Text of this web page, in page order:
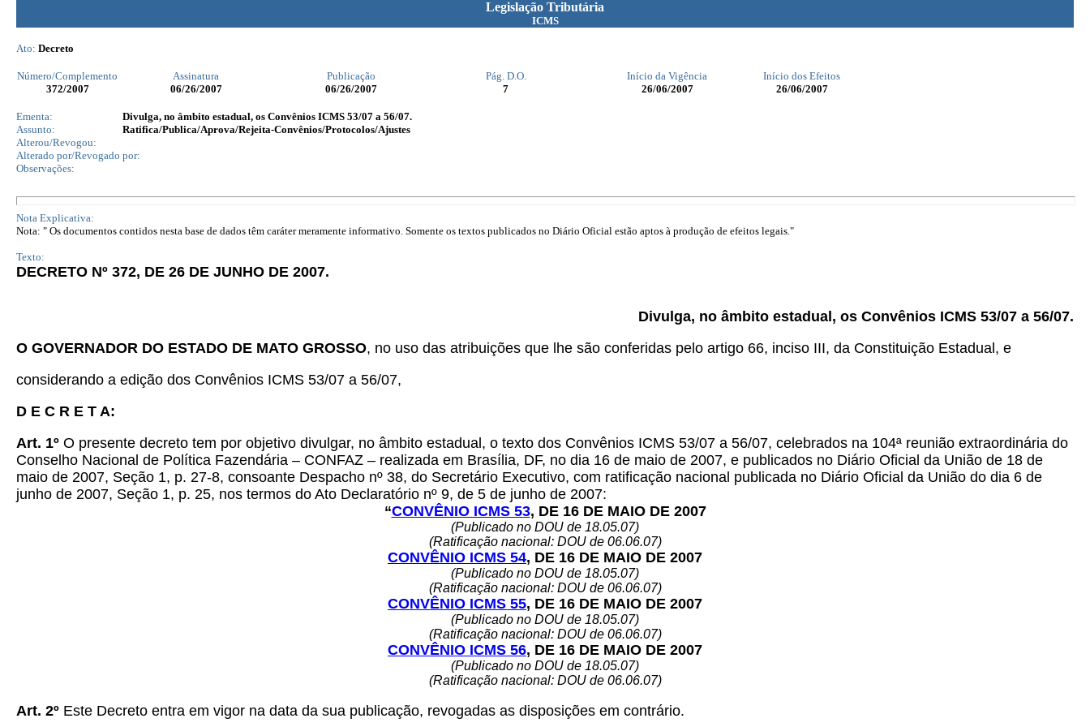
Legislação Tributária
ICMS
Ato: Decreto
Número/Complemento Assinatura Publicação Pág. D.O. Início da Vigência
Início dos Efeitos
372/2007 06/26/2007 06/26/2007 7 26/06/2007 26/06/2007
Ementa:
Divulga, no âmbito estadual, os Convênios ICMS 53/07 a 56/07.
Assunto:
Ratifica/Publica/Aprova/Rejeita-Convênios/Protocolos/Ajustes
Alterou/Revogou:
Alterado por/Revogado por:
Observações:
Nota Explicativa:
Nota: " Os documentos contidos nesta base de dados têm caráter meramente informativo. Somente os textos publicados no Diário Oficial estão aptos à produção de efeitos legais."
Texto:
DECRETO Nº 372, DE 26 DE JUNHO DE 2007.
Divulga, no âmbito estadual, os Convênios ICMS 53/07 a 56/07.
O GOVERNADOR DO ESTADO DE MATO GROSSO, no uso das atribuições que lhe são conferidas pelo artigo 66, inciso III, da Constituição Estadual, e
considerando a edição dos Convênios ICMS 53/07 a 56/07,
D E C R E T A:
Art. 1º O presente decreto tem por objetivo divulgar, no âmbito estadual, o texto dos Convênios ICMS 53/07 a 56/07, celebrados na 104ª reunião extraordinária do
Conselho Nacional de Política Fazendária – CONFAZ – realizada em Brasília, DF, no dia 16 de maio de 2007, e publicados no Diário Oficial da União de 18 de
maio de 2007, Seção 1, p. 27-8, consoante Despacho nº 38, do Secretário Executivo, com ratificação nacional publicada no Diário Oficial da União do dia 6 de
junho de 2007, Seção 1, p. 25, nos termos do Ato Declaratório nº 9, de 5 de junho de 2007:
“CONVÊNIO ICMS 53, DE 16 DE MAIO DE 2007
(Publicado no DOU de 18.05.07)
(Ratificação nacional: DOU de 06.06.07)
CONVÊNIO ICMS 54, DE 16 DE MAIO DE 2007
(Publicado no DOU de 18.05.07)
(Ratificação nacional: DOU de 06.06.07)
CONVÊNIO ICMS 55, DE 16 DE MAIO DE 2007
(Publicado no DOU de 18.05.07)
(Ratificação nacional: DOU de 06.06.07)
CONVÊNIO ICMS 56, DE 16 DE MAIO DE 2007
(Publicado no DOU de 18.05.07)
(Ratificação nacional: DOU de 06.06.07)
Art. 2º Este Decreto entra em vigor na data da sua publicação, revogadas as disposições em contrário.